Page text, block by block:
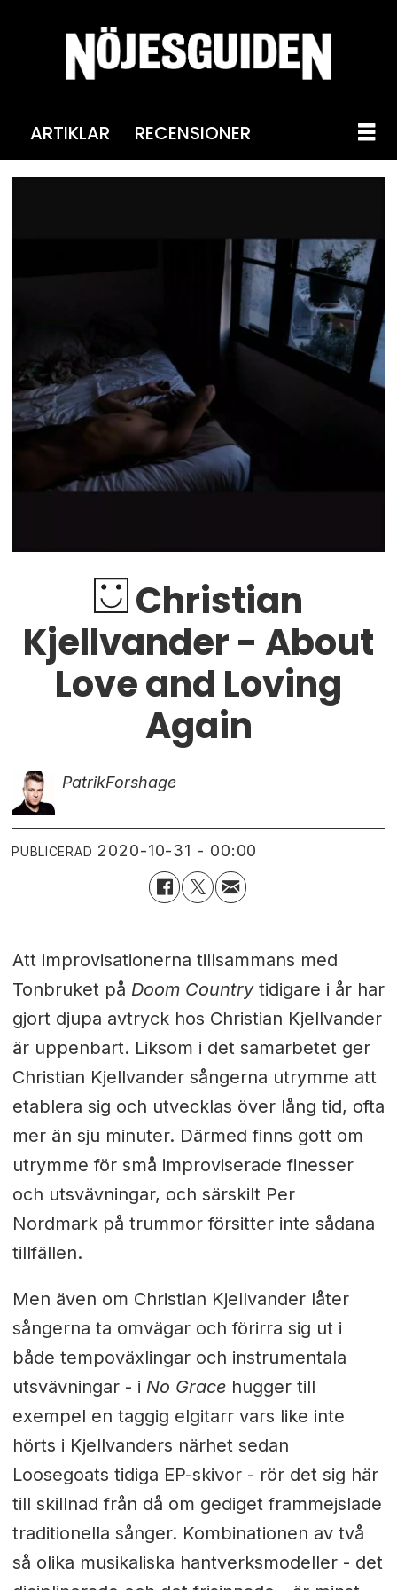
ARTIKLAR RECENSIONER
Christian
Kjellvander - About
Love and Loving
Again
PatrikForshage
PUBLICERAD 2020-10-31 - 00:00
Att improvisationerna tillsammans med
Tonbruket på Doom Country tidigare i år har
gjort djupa avtryck hos Christian Kjellvander
är uppenbart. Liksom i det samarbetet ger
Christian Kjellvander sångerna utrymme att
etablera sig och utvecklas över lång tid, ofta
mer än sju minuter. Därmed finns gott om
utrymme för små improviserade finesser
och utsvävningar, och särskilt Per
Nordmark på trummor försitter inte sådana
tillfällen.
Men även om Christian Kjellvander låter
sångerna ta omvägar och förirra sig ut i
både tempoväxlingar och instrumentala
utsvävningar - i No Gracehugger till
exempel en taggig elgitarr vars like inte
hörts i Kjellvanders närhet sedan
Loosegoats tidiga EP-skivor - rör det sig här
till skillnad från då om gediget frammejslade
traditionella sånger. Kombinationen av två
så olika musikaliska hantverksmodeller - det